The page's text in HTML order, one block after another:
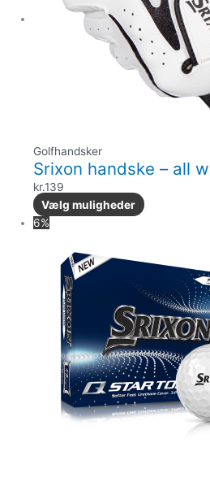
Golfhandsker
Srixon handske – all
kr.139
Vælg muligheder
6%